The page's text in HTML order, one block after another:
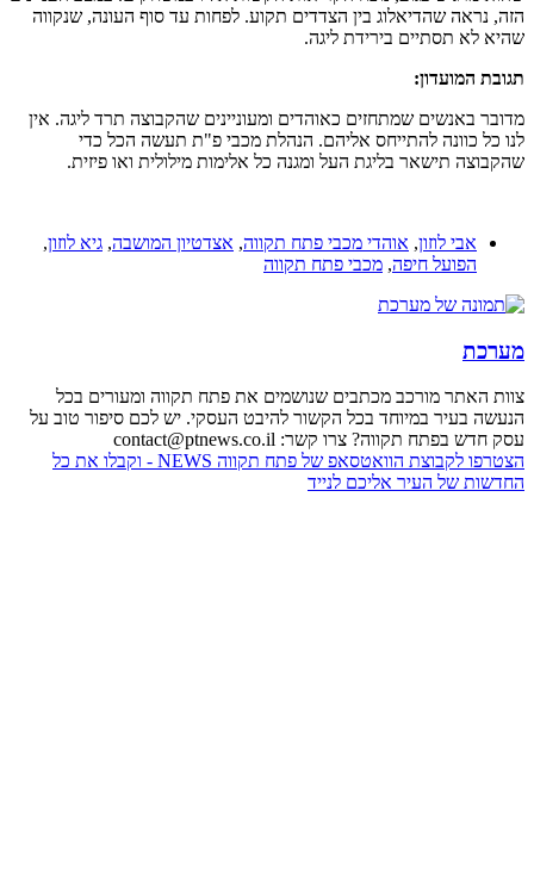
הזה, נראה שהדיאלוג בין הצדדים תקוע. לפחות עד סוף העונה, שנקווה
שהיא לא תסתיים בירידת ליגה.
תגובת המועדון:
מדובר באנשים שמתחזים כאוהדים ומעוניינים שהקבוצה תרד ליגה. אין
לנו כל כוונה להתייחס אליהם. הנהלת מכבי פ"ת תעשה הכל כדי
שהקבוצה תישאר בליגת העל ומגנה כל אלימות מילולית ואו פיזית.
אבי לוזון, אוהדי מכבי פתח תקווה, אצדטיון המושבה, גיא לוזון,
הפועל חיפה, מכבי פתח תקווה
מערכת
צוות האתר מורכב מכתבים שנושמים את פתח תקווה ומעורים בכל
הנעשה בעיר במיוחד בכל הקשור להיבט העסקי. יש לכם סיפור טוב על
עסק חדש בפתח תקווה? צרו קשר: contact@ptnews.co.il
הצטרפו לקבוצת הוואטסאפ של פתח תקווה NEWS - וקבלו את כל
החדשות של העיר אליכם לנייד